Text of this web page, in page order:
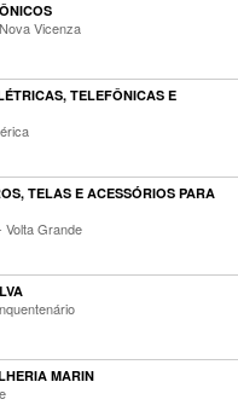
Vicenza
TELEFÔNICAS E
TELAS E ACESSÓRIOS PARA
Volta Grande
MARIN